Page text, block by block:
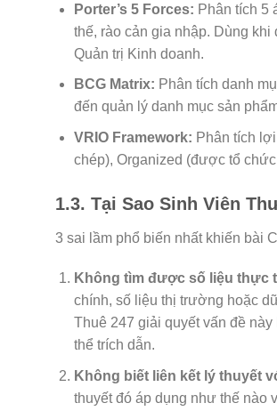
Porter’s 5 Forces: Phân tích 5
thế, rào cản gia nhập. Dùng
Quản trị Kinh doanh.
BCG Matrix: Phân tích danh
đến quản lý danh mục sản
VRIO Framework: Phân tích
chép), Organized (được tổ
1.3. Tại Sao Sinh Viên
3 sai lầm phổ biến nhất khiến bài
Không tìm được số liệu thực
chính, số liệu thị trường hoặc
Thuê 247 giải quyết vấn đề
thể trích dẫn.
Không biết liên kết lý thuyết
thuyết đó áp dụng như thế nào